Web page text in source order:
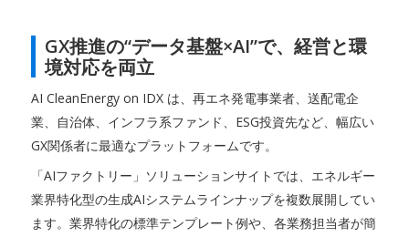
GX推進の“データ基盤×AI”で、経営と環
境対応を両立
AI CleanEnergy on IDX は、再エネ発電事業者、送配電企
業、自治体、インフラ系ファンド、ESG投資先など、幅広い
GX関係者に最適なプラットフォームです。
「AIファクトリー」ソリューションサイトでは、エネルギー
業界特化型の生成AIシステムラインナップを複数展開してい
ます。業界特化の標準テンプレート例や、各業務担当者が簡